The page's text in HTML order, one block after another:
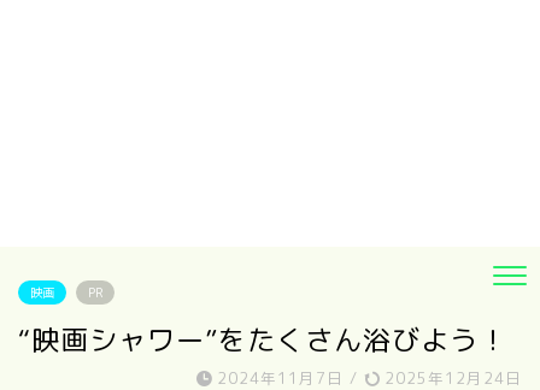
映画 PR
“映画シャワー”をたくさん浴びよう！
2024年11月7日 / 2025年12月24日